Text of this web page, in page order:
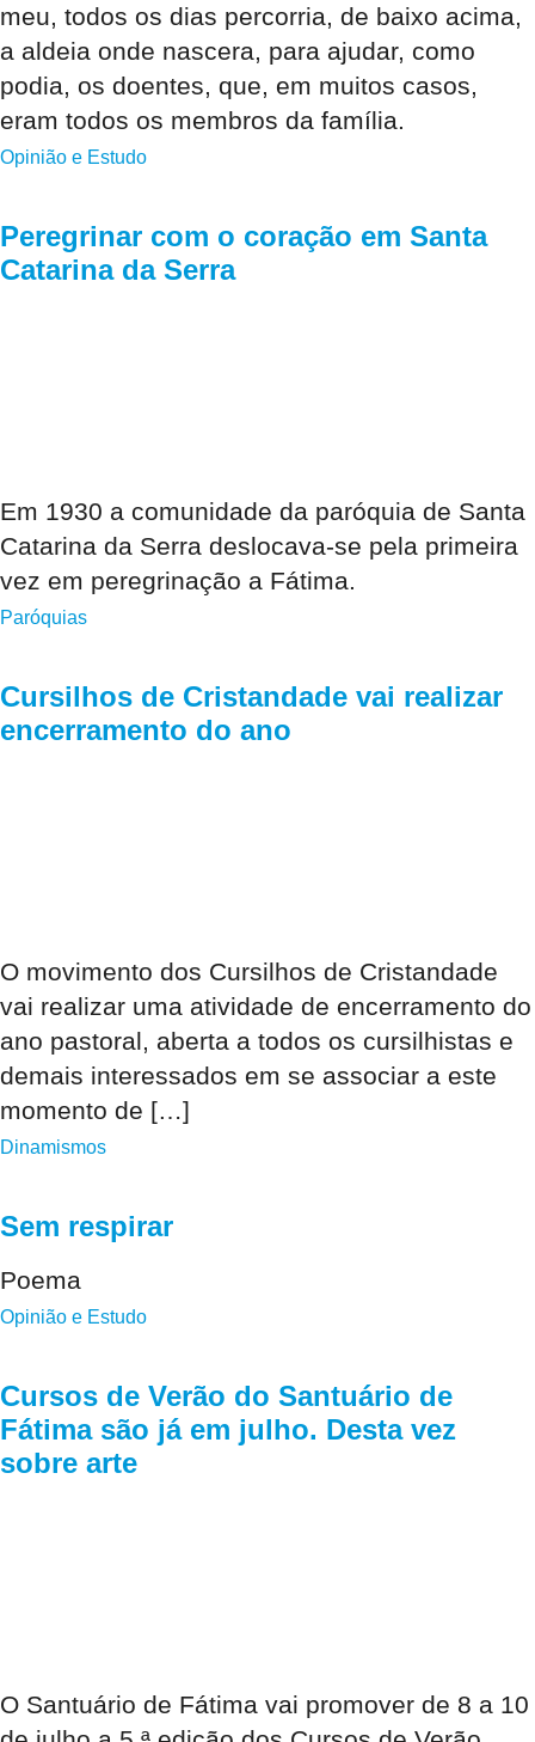
meu, todos os dias percorria, de baixo acima,
a aldeia onde nascera, para ajudar, como
podia, os doentes, que, em muitos casos,
eram todos os membros da família.
Opinião e Estudo
Peregrinar com o coração em Santa
Catarina da Serra
Em 1930 a comunidade da paróquia de Santa
Catarina da Serra deslocava-se pela primeira
vez em peregrinação a Fátima.
Paróquias
Cursilhos de Cristandade vai realizar
encerramento do ano
O movimento dos Cursilhos de Cristandade
vai realizar uma atividade de encerramento do
ano pastoral, aberta a todos os cursilhistas e
demais interessados em se associar a este
momento de […]
Dinamismos
Sem respirar
Poema
Opinião e Estudo
Cursos de Verão do Santuário de
Fátima são já em julho. Desta vez
sobre arte
O Santuário de Fátima vai promover de 8 a 10